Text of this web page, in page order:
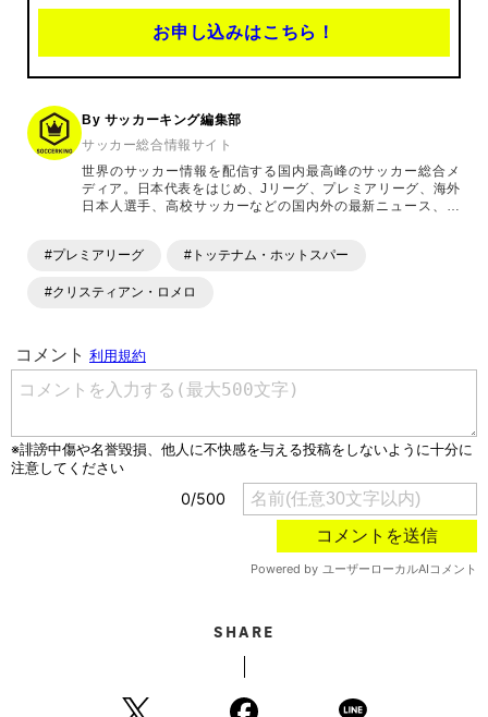
お申し込みはこちら！
By サッカーキング編集部
サッカー総合情報サイト
世界のサッカー情報を配信する国内最高峰のサッカー総合メ
ディア。日本代表をはじめ、Jリーグ、プレミアリーグ、海外
日本人選手、高校サッカーなどの国内外の最新ニュース、コ
ます。「X」「Instagram」「YouTube」「TikTok」など、
#プレミアリーグ #トッテナム・ホットスパー
#クリスティアン・ロメロ
SHARE